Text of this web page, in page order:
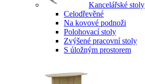
Kancelářské stoly
Celodřevěné
Na kovové podnoži
Polohovací stoly
Zvýšené pracovní stoly
S úložným prostorem